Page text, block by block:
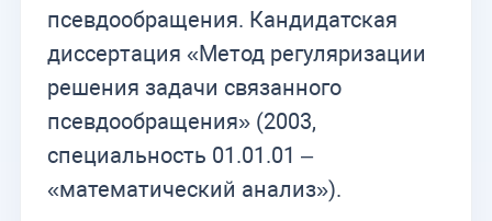
псевдообращения. Кандидатская
диссертация «Метод регуляризации
решения задачи связанного
псевдообращения» (2003,
специальность 01.01.01 –
«математический анализ»).